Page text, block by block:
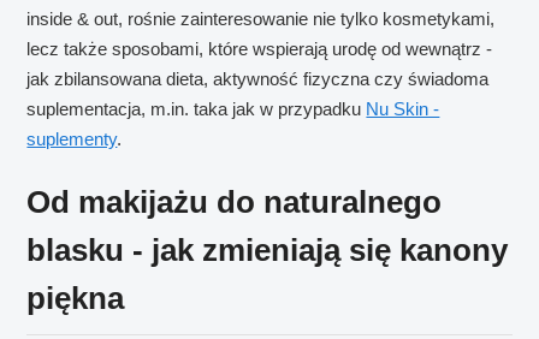
inside & out, rośnie zainteresowanie nie tylko kosmetykami,
lecz także sposobami, które wspierają urodę od wewnątrz -
jak zbilansowana dieta, aktywność fizyczna czy świadoma
suplementacja, m.in. taka jak w przypadku Nu Skin -
suplementy.
Od makijażu do naturalnego
blasku - jak zmieniają się kanony
piękna